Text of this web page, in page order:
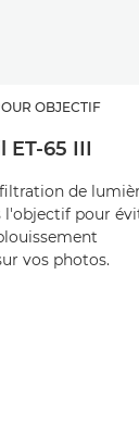
OBJECTIF
ET-65 III
de
l'objectif pour
vos photos.